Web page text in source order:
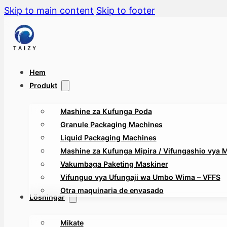
Skip to main content Skip to footer
Hem
Produkt
Mashine za Kufunga Poda
Granule Packaging Machines
Liquid Packaging Machines
Mashine za Kufunga Mipira / Vifungashio vya
Vakumbaga Paketing Maskiner
Vifunguo vya Ufungaji wa Umbo Wima – VFFS
Otra maquinaria de envasado
Lösningar
Mikate